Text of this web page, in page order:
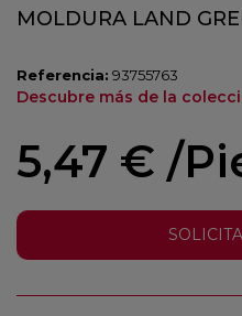
MOLDURA LAND
Referencia: 93755763
Descubre más de la
5,47 € /